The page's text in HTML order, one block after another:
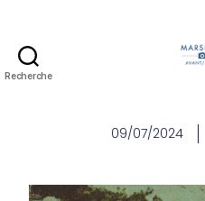
Recherche
09/07/2024